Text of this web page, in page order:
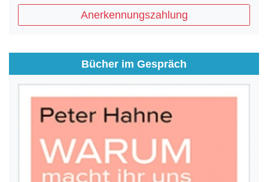
Anerkennungszahlung
Bücher im Gespräch